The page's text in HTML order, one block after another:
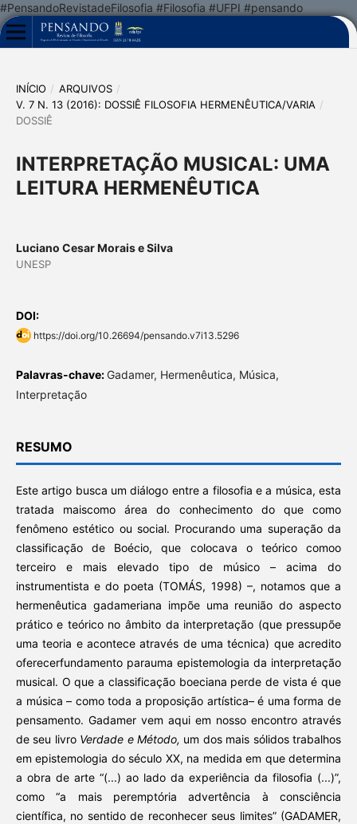
#PensandoRevistadeFilosofia #Filosofia #UFPI #pensando
INÍCIO / ARQUIVOS /
V. 7 N. 13 (2016): DOSSIÊ FILOSOFIA HERMENÊUTICA/VARIA /
DOSSIÊ
INTERPRETAÇÃO MUSICAL: UMA
LEITURA HERMENÊUTICA
Luciano Cesar Morais e Silva
UNESP
DOI:
https://doi.org/10.26694/pensando.v7i13.5296
Palavras-chave: Gadamer, Hermenêutica, Música,
Interpretação
RESUMO
Este artigo busca um diálogo entre a filosofia e a música, esta
tratada maiscomo área do conhecimento do que como
fenômeno estético ou social. Procurando uma superação da
classificação de Boécio, que colocava o teórico comoo
terceiro e mais elevado tipo de músico – acima do
instrumentista e do poeta (TOMÁS, 1998) –, notamos que a
hermenêutica gadameriana impõe uma reunião do aspecto
prático e teórico no âmbito da interpretação (que pressupõe
uma teoria e acontece através de uma técnica) que acredito
oferecerfundamento parauma epistemologia da interpretação
musical. O que a classificação boeciana perde de vista é que
a música – como toda a proposição artística– é uma forma de
pensamento. Gadamer vem aqui em nosso encontro através
de seu livro Verdade e Método, um dos mais sólidos trabalhos
em epistemologia do século XX, na medida em que determina
a obra de arte “(...) ao lado da experiência da filosofia (...)”,
como “a mais peremptória advertência à consciência
científica, no sentido de reconhecer seus limites” (GADAMER,